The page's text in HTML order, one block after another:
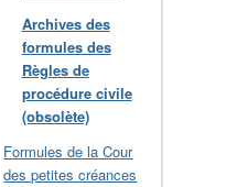
Archives des
formules des
Règles de
procédure civile
(obsolète)
Formules de la Cour
des petites créances